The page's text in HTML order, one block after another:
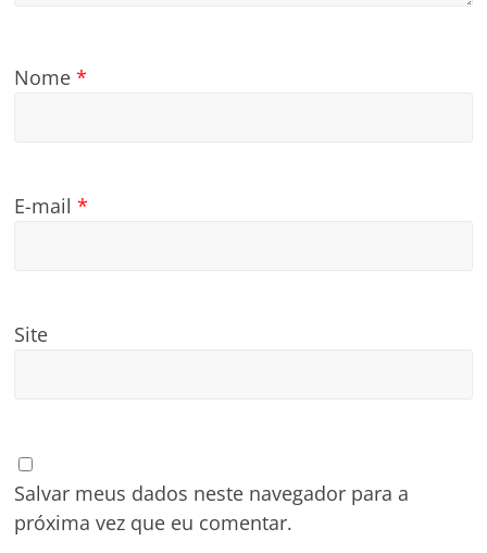
Nome*
E-mail*
Site
Salvar meus dados neste navegador para a
próxima vez que eu comentar.